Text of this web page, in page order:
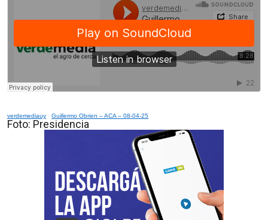
verdemediauy · Guillermo Obrien – ACA – 08-04-25
Foto: Presidencia